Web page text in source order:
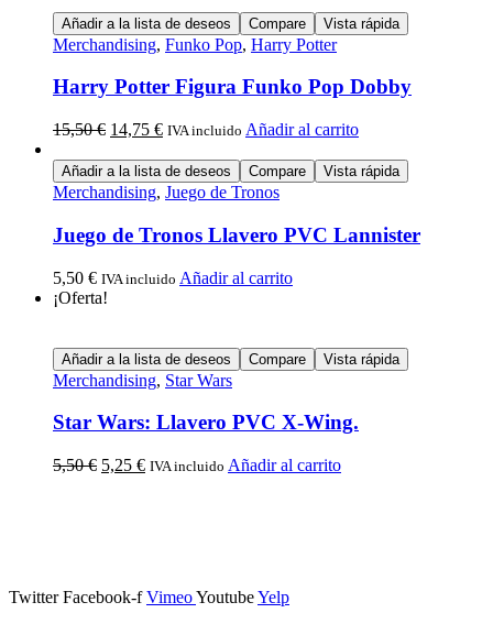
Añadir a la lista de deseos Compare Vista rápida
Merchandising, Funko Pop, Harry Potter
Harry Potter Figura Funko Pop Dobby
15,50€ 14,75 € IVA incluido Añadir al carrito
Añadir a la lista de deseos Compare Vista rápida
Merchandising, Juego de Tronos
Juego de Tronos Llavero PVC Lannister
5,50 € IVA incluido Añadir al carrito
¡Oferta!
Añadir a la lista de deseos Compare Vista rápida
Merchandising, Star Wars
Star Wars: Llavero PVC X-Wing.
5,50€ 5,25 € IVA incluido Añadir al carrito
Twitter Facebook-f VimeoYoutubeYelp